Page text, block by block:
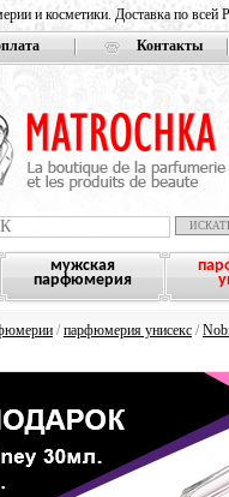
и косметики. Доставка по всей
Контакты
мужская
парфюмерия
/парфюмерия унисекс /